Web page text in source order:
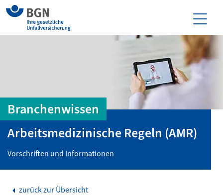
Branchenwissen
Arbeitsmedizinische Regeln (AMR)
Vorschriften und Informationen
zurück zur Übersicht